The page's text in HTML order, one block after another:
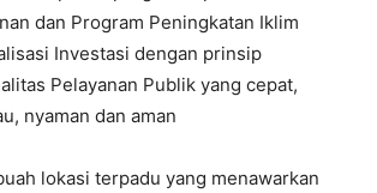
dan Program Peningkatan Iklim
Investasi dengan prinsip
Pelayanan Publik yang cepat,
nyaman dan aman
lokasi terpadu yang menawarkan